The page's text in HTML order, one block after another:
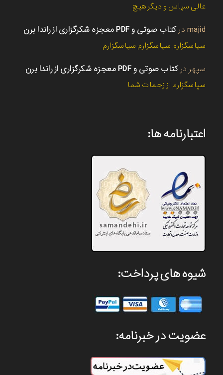
عالی سپاس و دیگر هیچ
majid درکتاب صوتی و PDF معجزه شکرگزاری از راندا برن
سپاسگزارم سپاسگزارم سپاسگزارم
سپهر درکتاب صوتی و PDF معجزه شکرگزاری از راندا برن
سپاسگزارم از زحمات شما
اعتبارنامه ها:
شیوه های پرداخت:
عضویت در خبرنامه: